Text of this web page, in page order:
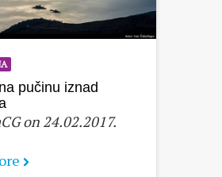
pučinu iznad
on 24.02.2017.